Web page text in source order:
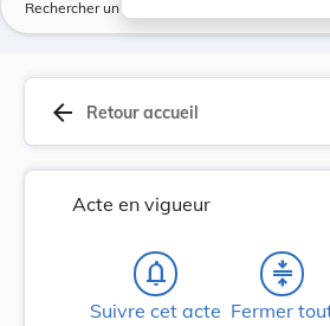
arrow_back Retour accueil
Acte en vigueur
notifications_none
Suivre cet acte
compress
Fermer